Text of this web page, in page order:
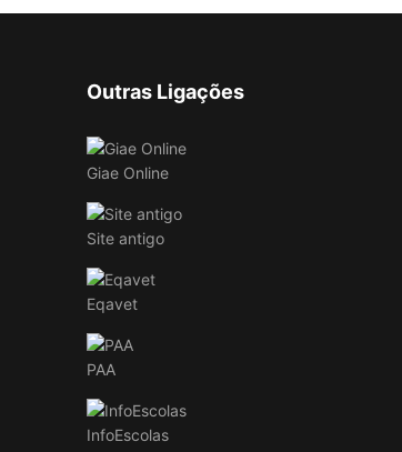
Outras Ligações
Giae Online
Site antigo
Eqavet
PAA
InfoEscolas